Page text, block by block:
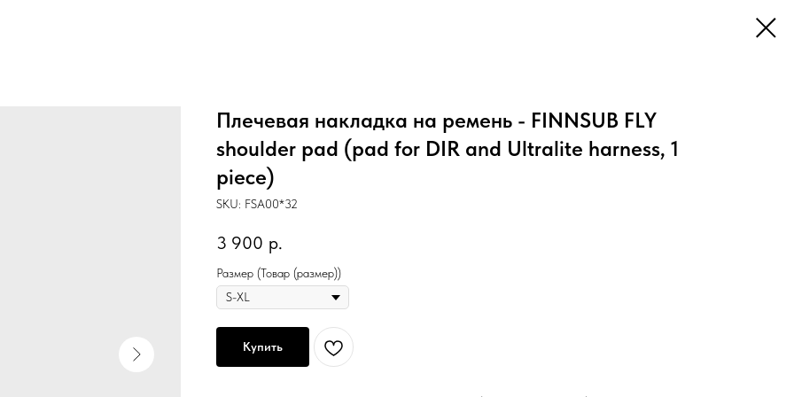
Плечевая накладка на ремень - FINNSUB FLY
shoulder pad (pad for DIR and Ultralite harness, 1
piece)
SKU: FSA00*32
3 900 р.
Размер (Товар (размер))
Купить